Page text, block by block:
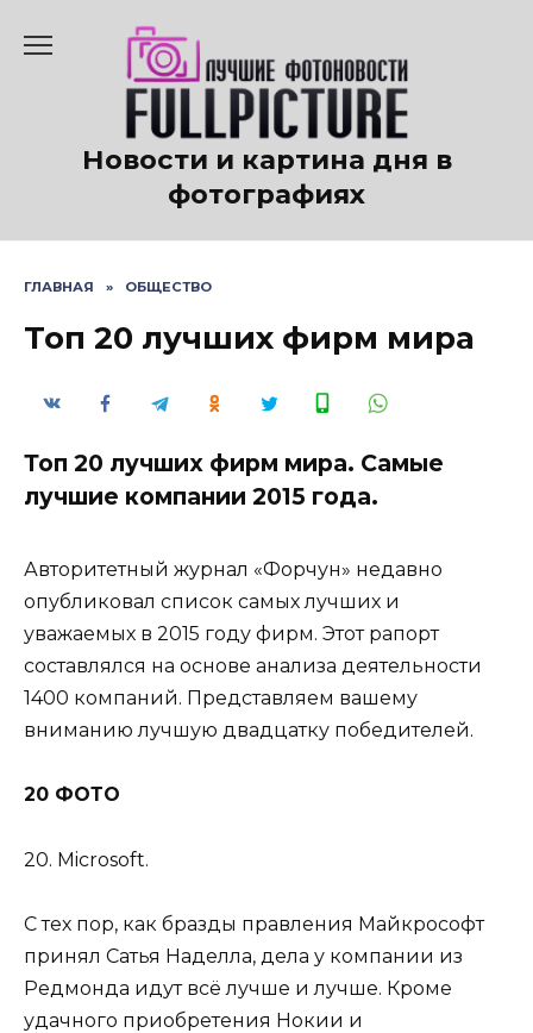
содержанию
Новости и картина дня в
фотографиях
ГЛАВНАЯ » ОБЩЕСТВО
Топ 20 лучших фирм мира
Топ 20 лучших фирм мира. Самые
лучшие компании 2015 года.
Авторитетный журнал «Форчун» недавно
опубликовал список самых лучших и
уважаемых в 2015 году фирм. Этот рапорт
составлялся на основе анализа деятельности
1400 компаний. Представляем вашему
вниманию лучшую двадцатку победителей.
20 ФОТО
20. Microsoft.
С тех пор, как бразды правления Майкрософт
принял Сатья Наделла, дела у компании из
Редмонда идут всё лучше и лучше. Кроме
удачного приобретения Нокии и